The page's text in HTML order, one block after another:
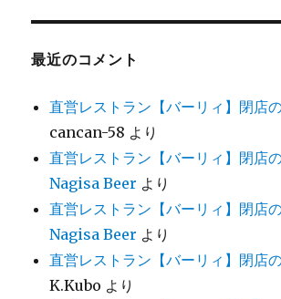
最近のコメント
直営レストラン【バーリィ】閉店
cancan-58 より
直営レストラン【バーリィ】閉店
Nagisa Beer より
直営レストラン【バーリィ】閉店
Nagisa Beer より
直営レストラン【バーリィ】閉店
K.Kubo より